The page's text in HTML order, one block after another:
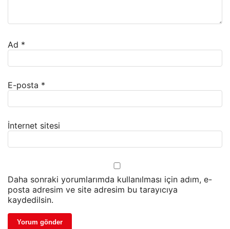
Ad *
E-posta *
İnternet sitesi
Daha sonraki yorumlarımda kullanılması için adım, e-
posta adresim ve site adresim bu tarayıcıya
kaydedilsin.